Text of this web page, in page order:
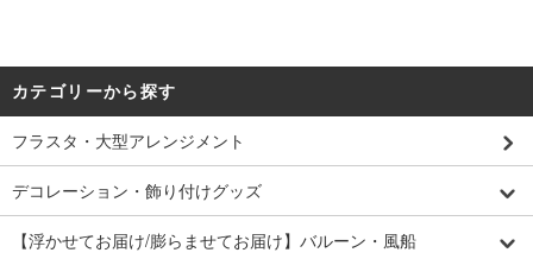
カテゴリーから探す
フラスタ・大型アレンジメント
デコレーション・飾り付けグッズ
【浮かせてお届け/膨らませてお届け】バルーン・風船